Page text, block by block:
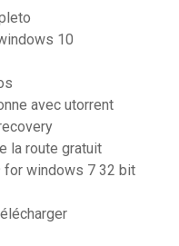
10
avec utorrent
la route gratuit
for windows 7 32 bit